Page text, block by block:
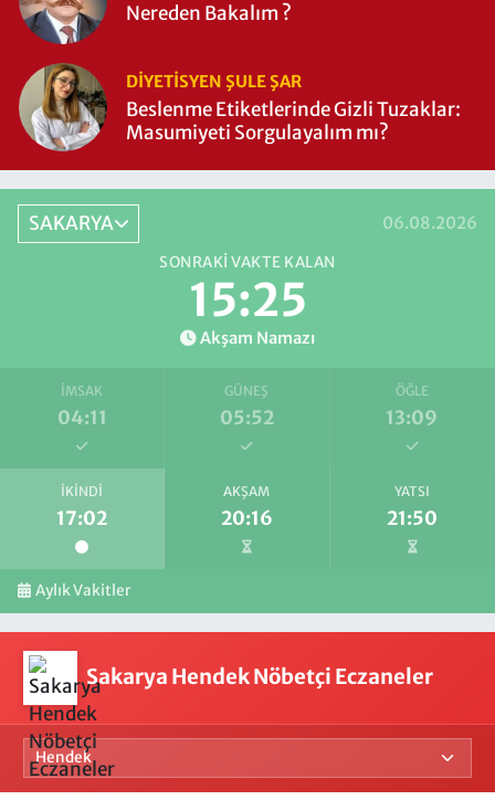
Nereden Bakalım ?
DIYETISYEN ŞULE ŞAR
Beslenme Etiketlerinde Gizli Tuzaklar:
Masumiyeti Sorgulayalım mı?
SAKARYA 06.08.2026
SONRAKI VAKTE KALAN
15:25
Akşam Namazı
İMSAK
04:11
GÜNEŞ
05:52
ÖĞLE
13:09
İKINDI
17:02
AKŞAM
20:16
YATSI
21:50
Aylık Vakitler
Sakarya Hendek Nöbetçi Eczaneler